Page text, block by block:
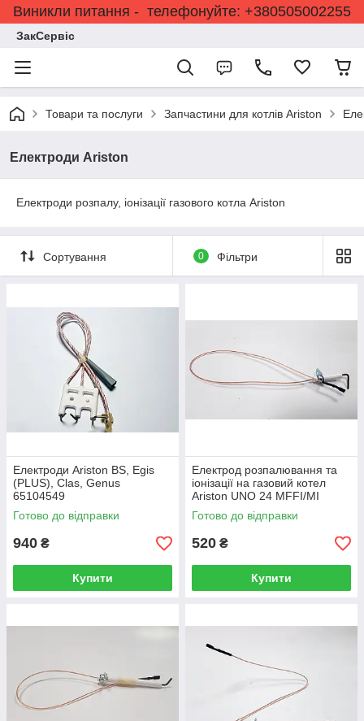
Виникли питання - телефонуйте: +380505002255
ЗакСервіс
Товари та послуги Запчастини для котлів Ariston
Електроди Ariston
Електроди розпалу, іонізації газового котла Ariston
Сортування 0 Фільтри
Електроди Ariston BS, Egis
(PLUS), Clas, Genus
65104549
Готово до відправки
940 ₴
Купити
Електрод розпалювання та
іонізації на газовий котел
Ariston UNO 24 MFFI/MI
990436
Готово до відправки
520 ₴
Купити